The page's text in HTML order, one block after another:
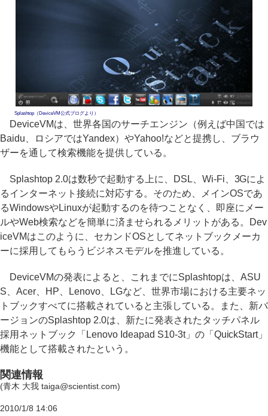
Splashtop（DeviceVM公式ブログより）
DeviceVMは、世界各国のサーチエンジン（例えば中国では
Baidu、ロシアではYandex）やYahoo!などと提携し、ブラウ
ザーを通して検索機能を提供している。
Splashtop 2.0は数秒で起動する上に、DSL、Wi-Fi、3Gによ
るインターネット接続に対応する。そのため、メインOSであ
るWindowsやLinuxが起動するのを待つことなく、即座にメー
ルやWeb検索などを簡単に済ませられるメリットがある。Dev
iceVMはこのように、セカンドOSとしてネットブックメーカ
ーに採用してもらうビジネスモデルを推進している。
DeviceVMの発表によると、これまでにSplashtopは、ASU
S、Acer、HP、Lenovo、LGなど、世界市場における主要ネッ
トブックすべてに搭載されていると主張している。また、新バ
ージョンのSplashtop 2.0は、新たに発表されたタッチパネル
採用ネットブック「Lenovo Ideapad S10-3t」の「QuickStart」
機能として搭載されたという。
関連情報
(青木 大我 taiga@scientist.com)
2010/1/8 14:06